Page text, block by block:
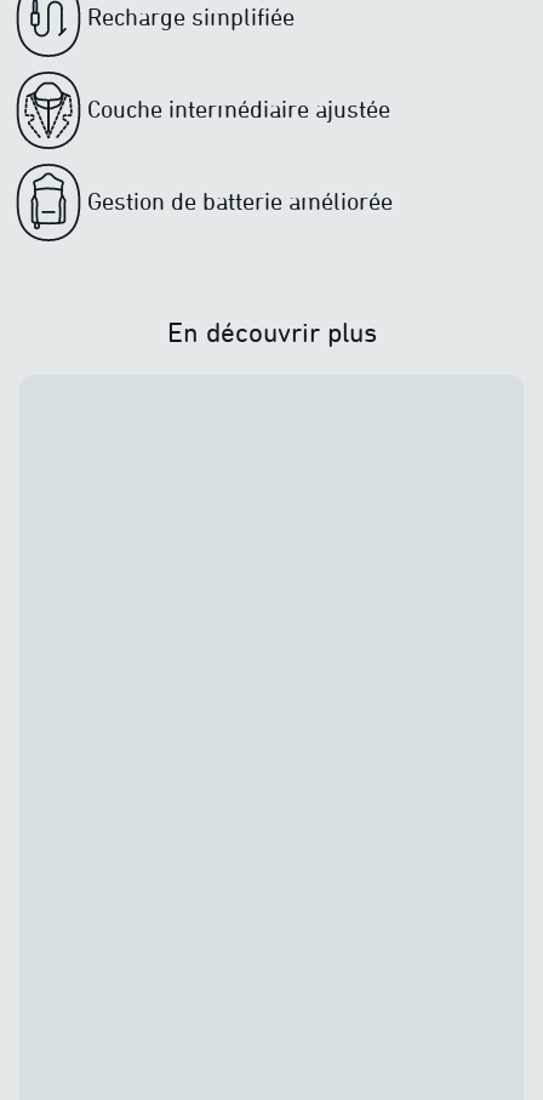
Recharge simplifiée
Couche intermédiaire ajustée
Gestion de batterie améliorée
En découvrir plus